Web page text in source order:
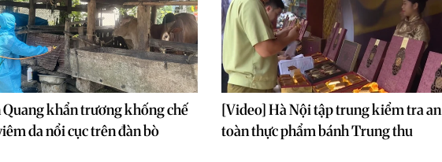
khẩn trương khống chế
da nổi cục trên đàn bò
[Video] Hà Nội tập trung kiểm tra an
toàn thực phẩm bánh Trung thu